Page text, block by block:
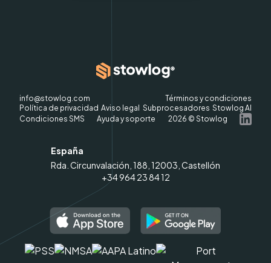
info@stowlog.com
Términos y condiciones
Política de privacidad Aviso legal Subprocesadores Stowlog AI
Condiciones SMS
Ayuda y soporte 2026 © Stowlog
España
Rda. Circunvalación, 188, 12003, Castellón
+34 964 23 84 12